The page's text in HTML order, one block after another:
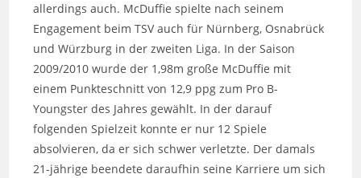
allerdings auch. McDuffie spielte nach seinem
Engagement beim TSV auch für Nürnberg, Osnabrück
und Würzburg in der zweiten Liga. In der Saison
2009/2010 wurde der 1,98m große McDuffie mit
einem Punkteschnitt von 12,9 ppg zum Pro B-
Youngster des Jahres gewählt. In der darauf
folgenden Spielzeit konnte er nur 12 Spiele
absolvieren, da er sich schwer verletzte. Der damals
21-jährige beendete daraufhin seine Karriere um sich